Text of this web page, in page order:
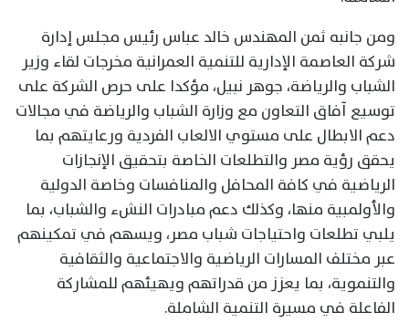
ومن جانبه ثمن المهندس خالد عباس رئيس مجلس إدارة
شركة العاصمة الإدارية للتنمية العمرانية مخرجات لقاء وزير
الشباب والرياضة، جوهر نبيل، مؤكدا على حرص الشركة على
توسيع آفاق التعاون مع وزارة الشباب والرياضة في مجالات
دعم الابطال على مستوي الالعاب الفردية ورعايتهم بما
يحقق رؤية مصر والتطلعات الخاصة بتحقيق الإنجازات
الرياضية في كافة المحافل والمنافسات وخاصة الدولية
والأولمبية منها، وكذلك دعم مبادرات النشء والشباب، بما
يلبي تطلعات واحتياجات شباب مصر، ويسهم في تمكينهم
عبر مختلف المسارات الرياضية والاجتماعية والثقافية
والتنموية، بما يعزز من قدراتهم ويهيئهم للمشاركة
الفاعلة في مسيرة التنمية الشاملة.